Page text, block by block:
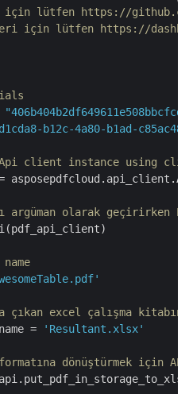
için lütfen https://
için lütfen https://
b12c-4a80-b1ad-
client instance using
argüman olarak geçirirken
çıkan excel çalışma
=
'Resultant.xlsx'
dönüştürmek için